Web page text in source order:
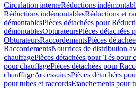
Circulation interneRéductions
Réductions indémontablesRéductions et
démontablesPièces détachées pour
démontablesObturateursPièces détachées
ObturateursRaccordementsPièces
RaccordementsNourrices de distribution
chauffagePièces détachées pour Tés pour
pour chauffagePièces détachées pour
chauffageAccessoiresPièces détachées
pour tubes et raccordsEtanchements pour